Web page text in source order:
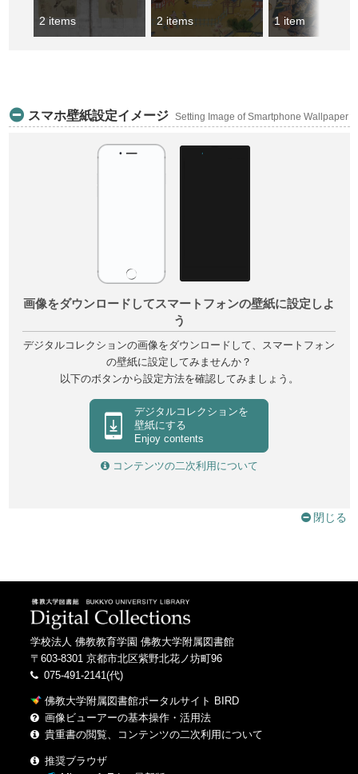
Uzumasa ushimatsuri
愛宕山朝日峯
Shinnyodo
鳥辺山
Toribeyama
Chorakuji
高臺寺唐傘亭
Kodaiji karakasatei
音羽山清水寺
Otowasan kiyomizudera
Rokuharamitsuji saigoku junanaban fudasho
2 items 2 items 1 item
スマホ壁紙設定イメージ Setting Image of Smartphone Wallpaper
画像をダウンロードしてスマートフォンの壁紙に設定しよ
う
デジタルコレクションの画像をダウンロードして、スマートフォン
の壁紙に設定してみませんか？
以下のボタンから設定方法を確認してみましょう。
デジタルコレクションを
壁紙にする
Enjoy contents
コンテンツの二次利用について
閉じる
学校法人 佛教教育学園 佛教大学附属図書館
〒603-8301 京都市北区紫野北花ノ坊町96
075-491-2141(代)
佛教大学附属図書館ポータルサイト BIRD
画像ビューアーの基本操作・活用法
貴重書の閲覧、コンテンツの二次利用について
推奨ブラウザ